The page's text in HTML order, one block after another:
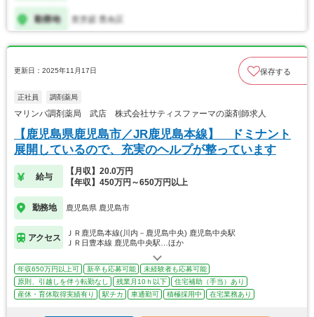
更新日：2025年11月17日 保存する
正社員 調剤薬局
マリンバ調剤薬局 武店 株式会社サティスファーマの薬剤師求人
【鹿児島県鹿児島市／JR鹿児島本線】 ドミナント
展開しているので、充実のヘルプが整っています
給与
【月収】20.0万円
【年収】450万円～650万円以上
勤務地 鹿児島県 鹿児島市
アクセス
ＪＲ鹿児島本線(川内－鹿児島中央) 鹿児島中央駅
ＪＲ日豊本線 鹿児島中央駅…ほか
年収650万円以上可 新卒も応募可能
未経験者も応募可能
原則、引越しを伴う転勤なし
残業月10ｈ以下
住宅補助（手当）あり
産休・育休取得実績有り
駅チカ 車通勤可 積極採用中 在宅業務あり